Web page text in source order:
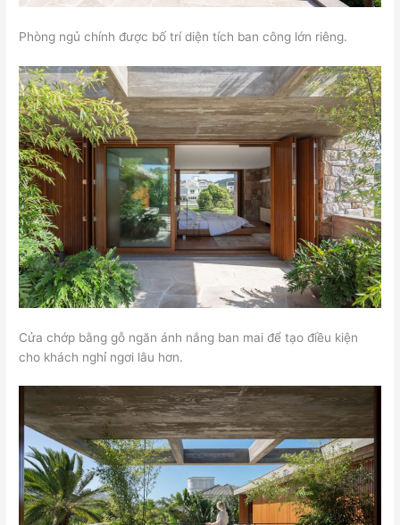
Phòng ngủ chính được bố trí diện tích ban công lớn riêng.
Cửa chớp bằng gỗ ngăn ánh nắng ban mai để tạo điều kiện
cho khách nghỉ ngơi lâu hơn.